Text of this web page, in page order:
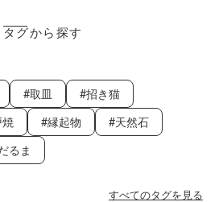
タグから探す
取皿 招き猫
焼 縁起物 天然石
るま
すべてのタグを見る